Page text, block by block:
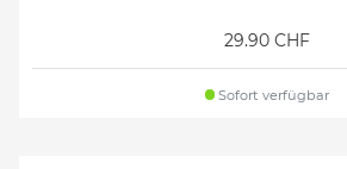
29.90 CHF
Sofort verfügbar